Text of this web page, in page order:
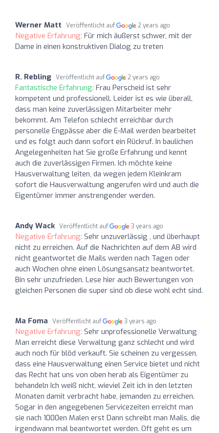
Werner Matt Veröffentlicht auf 2 years ago
Negative Erfahrung: Für mich äußerst schwer, mit der
Dame in einen konstruktiven Dialog zu treten
R. Rebling Veröffentlicht auf 2 years ago
Fantastische Erfahrung: Frau Perscheid ist sehr
kompetent und professionell. Leider ist es wie überall,
dass man keine zuverlässigen Mitarbeiter mehr
bekommt. Am Telefon schlecht erreichbar durch
personelle Engpässe aber die E-Mail werden bearbeitet
und es folgt auch dann sofort ein Rückruf. In baulichen
Angelegenheiten hat Sie große Erfahrung und kennt
auch die zuverlässigen Firmen. Ich möchte keine
Hausverwaltung leiten, da wegen jedem Kleinkram
sofort die Hausverwaltung angerufen wird und auch die
Eigentümer immer anstrengender werden.
Andy Wack Veröffentlicht auf 3 years ago
Negative Erfahrung: Sehr unzuverlässig , und überhaupt
nicht zu erreichen. Auf die Nachrichten auf dem AB wird
nicht geantwortet die Mails werden nach Tagen oder
auch Wochen ohne einen Lösungsansatz beantwortet.
Bin sehr unzufrieden. Lese hier auch Bewertungen von
gleichen Personen die super sind ob diese wohl echt sind.
Ma Foma Veröffentlicht auf 3 years ago
Negative Erfahrung: Sehr unprofessionelle Verwaltung
Man erreicht diese Verwaltung ganz schlecht und wird
auch noch für blöd verkauft. Sie scheinen zu vergessen,
dass eine Hausverwaltung einen Service bietet und nicht
das Recht hat uns von oben herab als Eigentümer zu
behandeln Ich weiß nicht, wieviel Zeit ich in den letzten
Monaten damit verbracht habe, jemanden zu erreichen.
Sogar in den angegebenen Servicezeiten erreicht man
sie nach 1000en Malen erst Dann schreibt man Mails, die
irgendwann mal beantwortet werden. Oft geht es um